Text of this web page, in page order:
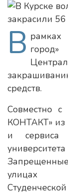
В рамках
средств.
Совместно
КОНТАКТ» из
и сервиса
улицах